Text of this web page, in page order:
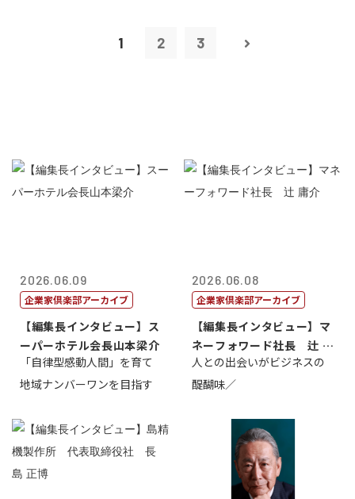
1 2 3
2026.06.09
企業家倶楽部アーカイブ
【編集長インタビュー】ス
ーパーホテル会長山本梁介
「自律型感動人間」を育て
地域ナンバーワンを目指す
2026.06.08
企業家倶楽部アーカイブ
【編集長インタビュー】マ
ネーフォワード社長 辻 庸
介
人との出会いがビジネスの
醍醐味／